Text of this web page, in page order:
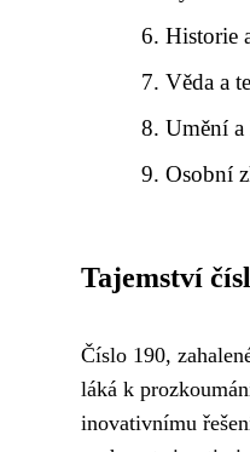
Historie
Věda a
Umění a
Osobní
Tajemství
Číslo 190,
láká k
inovativnímu